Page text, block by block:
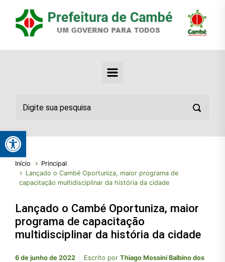
Início
Principal
Lançado o Cambé Oportuniza, maior programa de
capacitação multidisciplinar da história da cidade
Lançado o Cambé Oportuniza, maior
programa de capacitação
multidisciplinar da história da cidade
6 de junho de 2022 Escrito por Thiago Mossini Balbino dos
Abrir a barra de ferramentas